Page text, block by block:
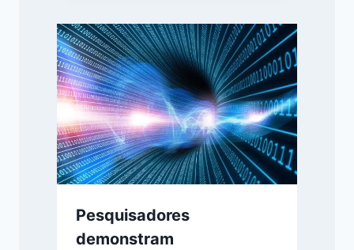
Pesquisadores
demonstram